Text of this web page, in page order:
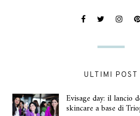
ULTIMI POST
Evisage day: il lancio
skincare a base di